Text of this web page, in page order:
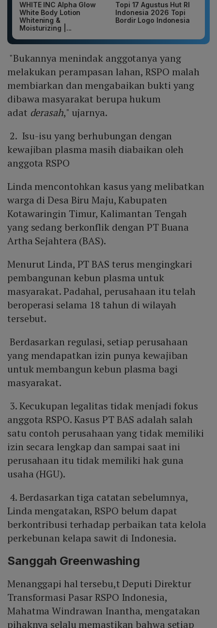
WHITE INC Alpha Glow
White Body Lotion
Whitening &
Moisturizing |...
Topi 17 Agustus Hut RI
Indonesia 2026 Topi
Bordir Logo Indonesia
"Bukannya menindak anggotanya yang
melakukan perampasan lahan, RSPO malah
membiarkan dan mengabaikan bukti yang
dibawa masyarakat berupa hukum
adat derasah," ujarnya.
2. Isu-isu yang berhubungan dengan
kewajiban plasma masih diabaikan oleh
anggota RSPO
Linda mencontohkan kasus yang melibatkan
warga di Desa Biru Maju, Kabupaten
Kotawaringin Timur, Kalimantan Tengah
yang sedang berkonflik dengan PT Buana
Artha Sejahtera (BAS).
Menurut Linda, PT BAS terus mengingkari
pembangunan kebun plasma untuk
masyarakat. Padahal, perusahaan itu telah
beroperasi selama 18 tahun di wilayah
tersebut.
Berdasarkan regulasi, setiap perusahaan
yang mendapatkan izin punya kewajiban
untuk membangun kebun plasma bagi
masyarakat.
3. Kecukupan legalitas tidak menjadi fokus
anggota RSPO. Kasus PT BAS adalah salah
satu contoh perusahaan yang tidak memiliki
izin secara lengkap dan sampai saat ini
perusahaan itu tidak memiliki hak guna
usaha (HGU).
4. Berdasarkan tiga catatan sebelumnya,
Linda mengatakan, RSPO belum dapat
berkontribusi terhadap perbaikan tata kelola
perkebunan kelapa sawit di Indonesia.
Sanggah Greenwashing
Menanggapi hal tersebu,t Deputi Direktur
Transformasi Pasar RSPO Indonesia,
Mahatma Windrawan Inantha, mengatakan
pihaknya selalu memastikan bahwa setiap